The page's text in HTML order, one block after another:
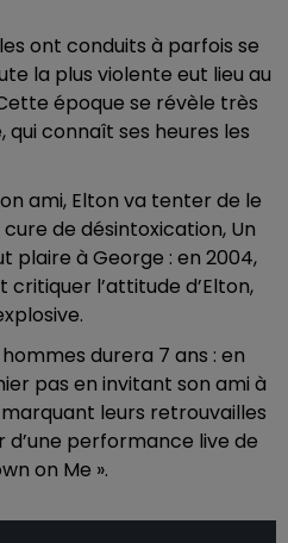
ont conduits à parfois se
la plus violente eut lieu au
époque se révèle très
connaît ses heures les
ami, Elton va tenter de le
de désintoxication, Un
plaire à George : en 2004,
l’attitude d’Elton,
durera 7 ans : en
pas en invitant son ami à
leurs retrouvailles
d’une performance live de
on Me ».